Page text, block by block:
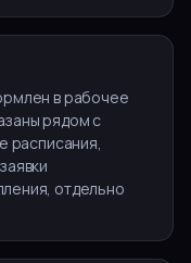
в рабочее
рядом с
расписания,
отдельно